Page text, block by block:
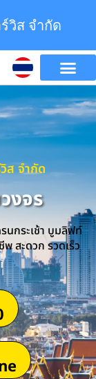
วิส จำกัด
ส จำกัด
งจร
รนกระเช้า บูมลิฟท์
สะดวก รวดเร็ว